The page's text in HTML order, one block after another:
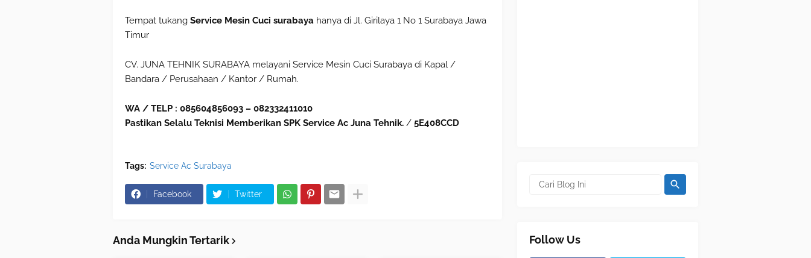
Tempat tukang Service Mesin Cuci surabaya hanya di Jl. Girilaya 1 No 1 Surabaya Jawa
Timur
CV. JUNA TEHNIK SURABAYA melayani Service Mesin Cuci Surabaya di Kapal /
Bandara / Perusahaan / Kantor / Rumah.
WA / TELP : 085604856093 – 082332411010
Pastikan Selalu Teknisi Memberikan SPK Service Ac Juna Tehnik. / 5E408CCD
Tags: Service Ac Surabaya
Facebook Twitter
Anda Mungkin Tertarik Follow Us